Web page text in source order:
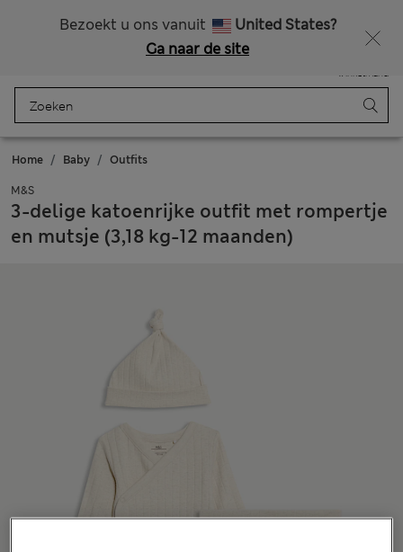
Bezoekt u ons vanuit
United States?
Ga naar de site
Winkelmand
Home Baby Outfits
M&S
3-delige katoenrijke outfit met rompertje
en mutsje (3,18 kg-12 maanden)